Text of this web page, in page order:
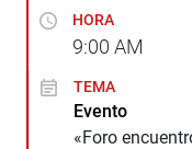
HORA
9:00 AM
TEMA
Evento
«Foro